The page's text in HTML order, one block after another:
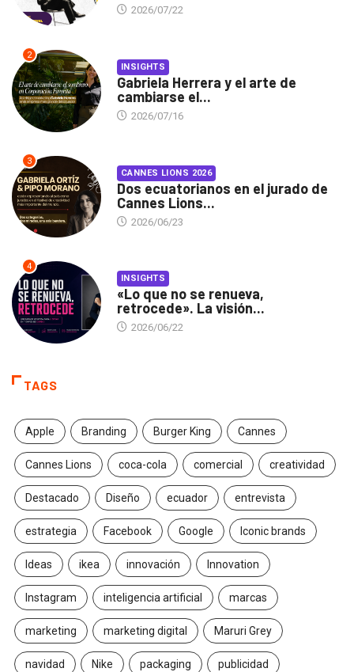
2026/07/22
2
INSIGHTS
Gabriela Herrera y el arte de
cambiarse el...
2026/07/16
3
CANNES LIONS 2026
Dos ecuatorianos en el jurado de
Cannes Lions...
2026/06/23
4
INSIGHTS
«Lo que no se renueva,
retrocede». La visión...
2026/06/22
TAGS
Apple Branding Burger King Cannes
Cannes Lions coca-cola comercial creatividad
Destacado Diseño ecuador entrevista
estrategia Facebook Google Iconic brands
Ideas ikea innovación Innovation
Instagram inteligencia artificial marcas
marketing marketing digital Maruri Grey
navidad Nike packaging publicidad